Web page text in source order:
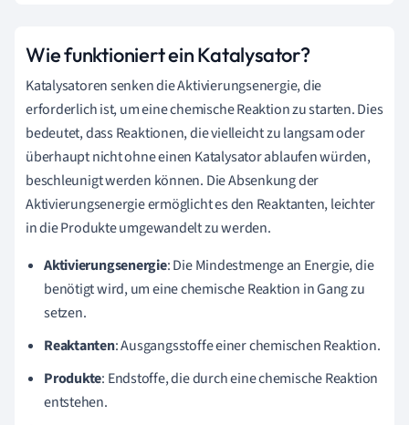
Wie funktioniert ein Katalysator?
Katalysatoren senken die Aktivierungsenergie, die
erforderlich ist, um eine chemische Reaktion zu starten. Dies
bedeutet, dass Reaktionen, die vielleicht zu langsam oder
überhaupt nicht ohne einen Katalysator ablaufen würden,
beschleunigt werden können. Die Absenkung der
Aktivierungsenergie ermöglicht es den Reaktanten, leichter
in die Produkte umgewandelt zu werden.
Aktivierungsenergie: Die Mindestmenge an Energie, die
benötigt wird, um eine chemische Reaktion in Gang zu
setzen.
Reaktanten: Ausgangsstoffe einer chemischen Reaktion.
Produkte: Endstoffe, die durch eine chemische Reaktion
entstehen.